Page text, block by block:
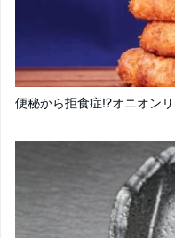
便秘から拒食症!?オニオン